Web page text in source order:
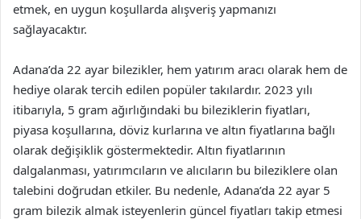
etmek, en uygun koşullarda alışveriş yapmanızı
sağlayacaktır.
Adana’da 22 ayar bilezikler, hem yatırım aracı olarak hem de
hediye olarak tercih edilen popüler takılardır. 2023 yılı
itibarıyla, 5 gram ağırlığındaki bu bileziklerin fiyatları,
piyasa koşullarına, döviz kurlarına ve altın fiyatlarına bağlı
olarak değişiklik göstermektedir. Altın fiyatlarının
dalgalanması, yatırımcıların ve alıcıların bu bileziklere olan
talebini doğrudan etkiler. Bu nedenle, Adana’da 22 ayar 5
gram bilezik almak isteyenlerin güncel fiyatları takip etmesi